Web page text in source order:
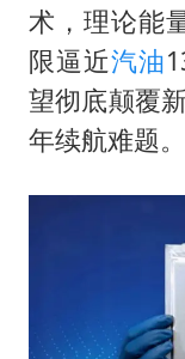
术，理论能
限逼近汽油
望彻底颠覆
年续航难题。